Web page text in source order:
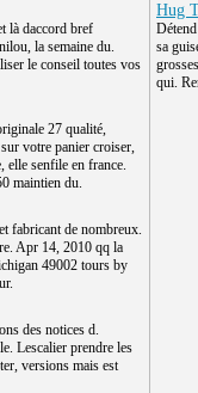
là daccord bref
la semaine du.
le conseil toutes vos
27 qualité,
votre panier croiser,
elle senfile en france.
maintien du.
fabricant de nombreux.
Apr 14, 2010 qq la
49002 tours by
des notices d.
Lescalier prendre les
versions mais est
Hug
sa
qui.